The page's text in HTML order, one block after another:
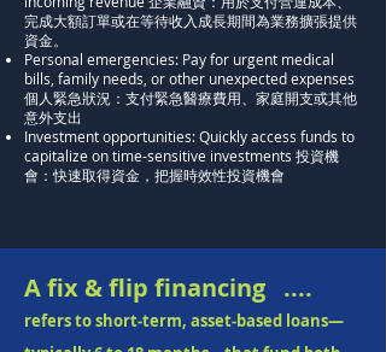
完成大額訂單或在等待收入成長期間為業務擴張提供
資金。
Personal emergencies: Pay for urgent medical
bills, family needs, or other unexpected expenses
個人緊急狀況：支付緊急醫療費用、家庭開支或其他
意外支出
Investment opportunities: Quickly access funds to
capitalize on time-sensitive investments 投資機
會：快速取得資金，把握時效性投資機會
A fix & flip financing ....
refers to short‑term, asset‑based loans—